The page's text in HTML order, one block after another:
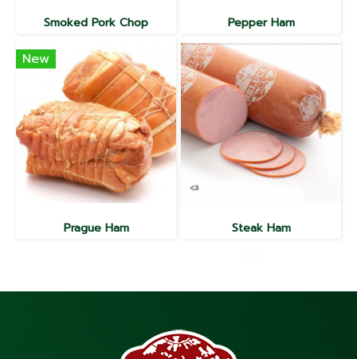
Smoked Pork Chop Pepper Ham
New
Prague Ham Steak Ham